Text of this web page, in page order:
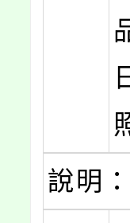
說明：